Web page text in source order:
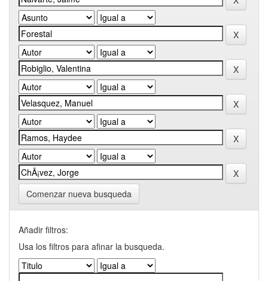
Comenzar nueva busqueda
Añadir filtros:
Usa los filtros para afinar la busqueda.